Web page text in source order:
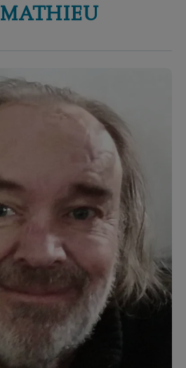
MATHIEU